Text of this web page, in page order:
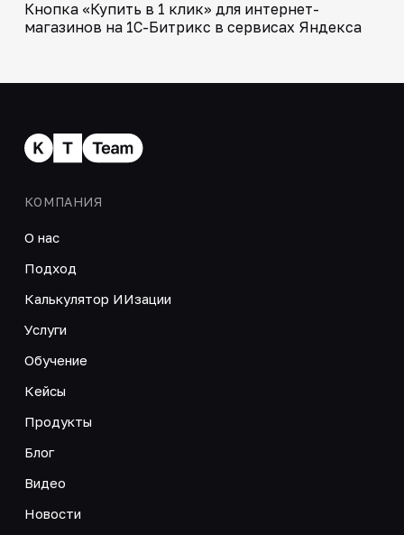
Кнопка «Купить в 1 клик» для интернет-
магазинов на 1С-Битрикс в сервисах Яндекса
КОМПАНИЯ
О нас
Подход
Калькулятор ИИзации
Услуги
Обучение
Кейсы
Продукты
Блог
Видео
Новости